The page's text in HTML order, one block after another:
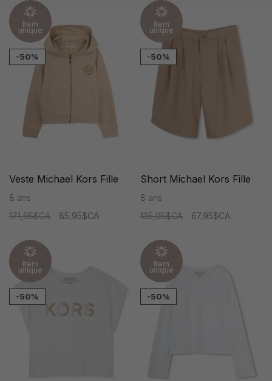
Item
unique
-50%
Veste Michael Kors Fille
8 ans
171,95$CA
85,95$CA
Item
unique
-50%
Short Michael Kors Fille
8 ans
135,95$CA
67,95$CA
Item
unique
-50%
Item
unique
-50%